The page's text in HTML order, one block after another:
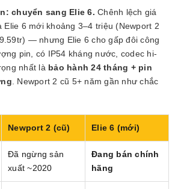
chuyển sang Elie 6. Chênh lệch giá
Elie 6 mới khoảng 3–4 triệu (Newport 2
— nhưng Elie 6 cho gấp đôi công
pin, có IP54 kháng nước, codec hi-
nhất là bảo hành 24 tháng + pin
. Newport 2 cũ 5+ năm gần như chắc
Newport 2 (cũ) Elie 6 (mới)
Đã ngừng sản
xuất ~2020
Đang bán chính
hãng